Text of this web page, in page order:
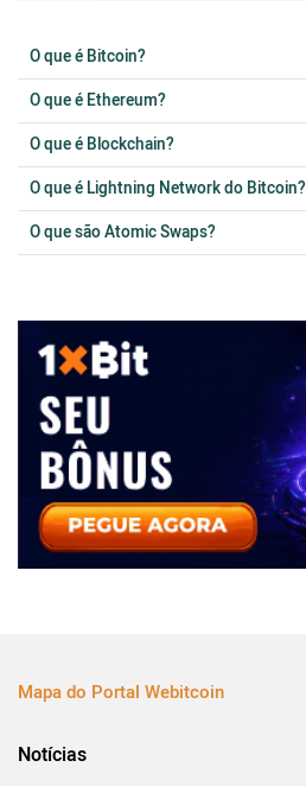
O que é Bitcoin?
O que é Ethereum?
O que é Blockchain?
O que é Lightning Network do Bitcoin?
O que são Atomic Swaps?
Mapa do Portal Webitcoin
Notícias